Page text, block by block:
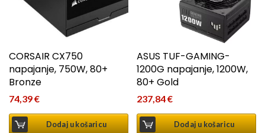
CORSAIR CX750
napajanje, 750W, 80+
Bronze
74,39€
Dodaj u košaricu
ASUS TUF-GAMING-
1200G napajanje, 1200W,
80+ Gold
237,84€
Dodaj u košaricu